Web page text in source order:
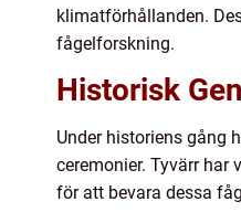
klimatförhållanden.
fågelforskning.
Historisk
Under historiens gång
ceremonier. Tyvärr
för att bevara dessa